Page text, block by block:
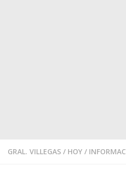
GRAL. VILLEGAS / HOY /